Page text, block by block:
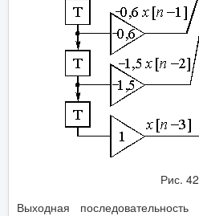
Рис. 42
Выходная последовательность